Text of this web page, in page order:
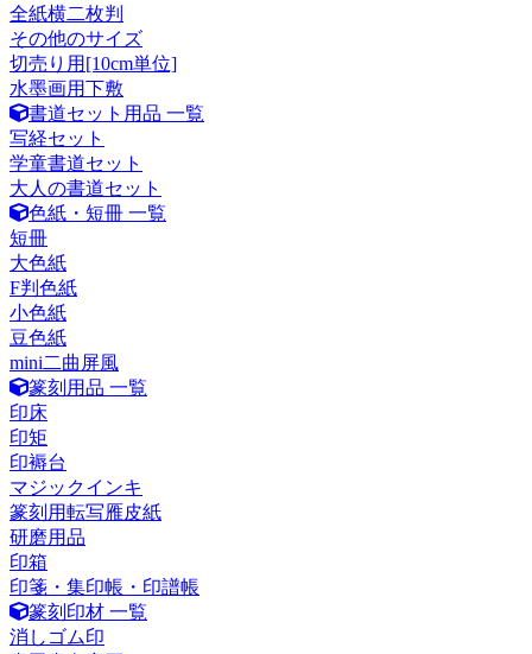
全紙横二枚判
その他のサイズ
切売り用[10cm単位]
水墨画用下敷
書道セット用品 一覧
写経セット
学童書道セット
大人の書道セット
色紙・短冊 一覧
短冊
大色紙
F判色紙
小色紙
豆色紙
mini二曲屏風
篆刻用品 一覧
印床
印矩
印褥台
マジックインキ
篆刻用転写雁皮紙
研磨用品
印箱
印箋・集印帳・印譜帳
篆刻印材 一覧
消しゴム印